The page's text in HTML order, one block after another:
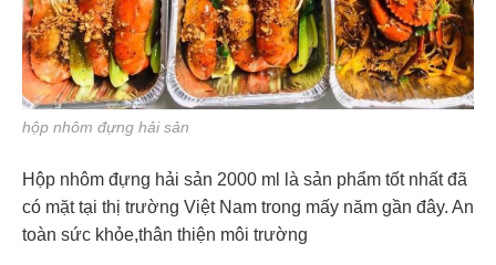
hộp nhôm đựng hải sản
Hộp nhôm đựng hải sản 2000 ml là sản phẩm tốt nhất đã
có mặt tại thị trường Việt Nam trong mấy năm gần đây. An
toàn sức khỏe,thân thiện môi trường